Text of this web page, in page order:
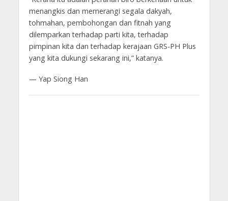
menangkis dan memerangi segala dakyah,
tohmahan, pembohongan dan fitnah yang
dilemparkan terhadap parti kita, terhadap
pimpinan kita dan terhadap kerajaan GRS-PH Plus
yang kita dukungi sekarang ini,” katanya.
— Yap Siong Han